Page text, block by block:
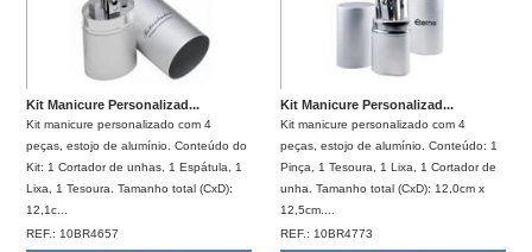
Kit Manicure Personalizad...
Kit manicure personalizado com 4
peças, estojo de alumínio. Conteúdo do
Kit: 1 Cortador de unhas, 1 Espátula, 1
Lixa, 1 Tesoura. Tamanho total (CxD):
12,1c...
REF.: 10BR4657
Kit Manicure Personalizad...
Kit manicure personalizado com 4
peças, estojo de alumínio. Conteúdo: 1
Pinça, 1 Tesoura, 1 Lixa, 1 Cortador de
unha. Tamanho total (CxD): 12,0cm x
12,5cm....
REF.: 10BR4773